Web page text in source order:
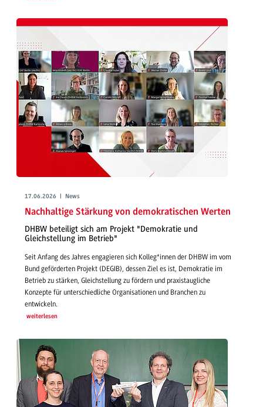
17.06.2026 | News
Nachhaltige Stärkung von demokratischen Werten
DHBW beteiligt sich am Projekt "Demokratie und
Gleichstellung im Betrieb"
Seit Anfang des Jahres engagieren sich Kolleg*innen der DHBW im vom
Bund geförderten Projekt (DEGIB), dessen Ziel es ist, Demokratie im
Betrieb zu stärken, Gleichstellung zu fördern und praxistaugliche
Konzepte für unterschiedliche Organisationen und Branchen zu
entwickeln.
weiterlesen